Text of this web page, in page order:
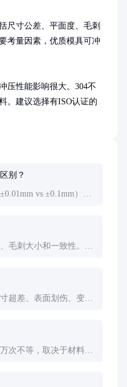
尺寸公差、平面度、毛刺
考量因素，优质模具可冲
压性能影响很大。304不
。建议选择有ISO认证的
别？
vs ±0.1mm），
毛刺大小和一致性。建
超差、表面划伤、变形
次不等，取决于材料硬